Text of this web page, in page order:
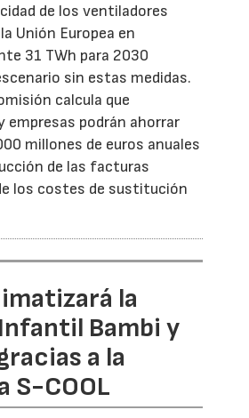
de los ventiladores
Unión Europea en
31 TWh para 2030
sin estas medidas.
calcula que
empresas podrán ahorrar
millones de euros anuales
de las facturas
los costes de sustitución
la
Bambi y
a la
S-COOL